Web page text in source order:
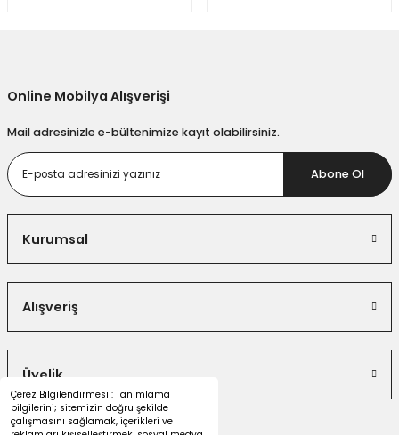
Çerez Bilgilendirmesi : Tanımlama
bilgilerini; sitemizin doğru şekilde
çalışmasını sağlamak, içerikleri ve
Online Mobilya Alışverişi
Mail adresinizle e-bültenimize kayıt olabilirsiniz.
Abone Ol
Kurumsal
Alışveriş
Üyelik